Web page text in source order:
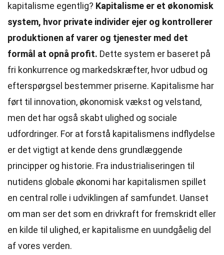
kapitalisme egentlig? Kapitalisme er et økonomisk
system, hvor private individer ejer og kontrollerer
produktionen af varer og tjenester med det
formål at opnå profit. Dette system er baseret på
fri konkurrence og markedskræfter, hvor udbud og
efterspørgsel bestemmer priserne. Kapitalisme har
ført til innovation, økonomisk vækst og velstand,
men det har også skabt ulighed og sociale
udfordringer. For at forstå kapitalismens indflydelse
er det vigtigt at kende dens grundlæggende
principper og historie. Fra industrialiseringen til
nutidens globale økonomi har kapitalismen spillet
en central rolle i udviklingen af samfundet. Uanset
om man ser det som en drivkraft for fremskridt eller
en kilde til ulighed, er kapitalisme en uundgåelig del
af vores verden.